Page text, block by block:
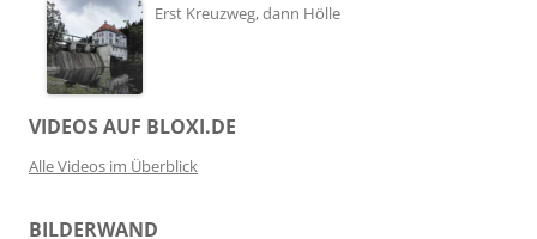
Erst Kreuzweg, dann Hölle
VIDEOS AUF BLOXI.DE
Alle Videos im Überblick
BILDERWAND